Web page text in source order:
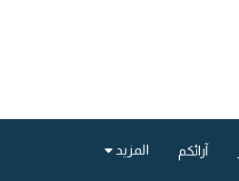
آرائكم المزيد